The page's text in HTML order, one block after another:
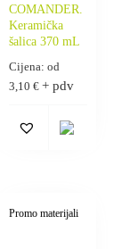
COMANDER.
Keramička
šalica 370 mL
Cijena: od
3,10 € + pdv
Promo materijali